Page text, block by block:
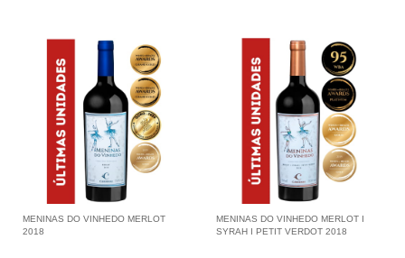
MENINAS DO VINHEDO MERLOT
2018
MENINAS DO VINHEDO MERLOT I
SYRAH I PETIT VERDOT 2018